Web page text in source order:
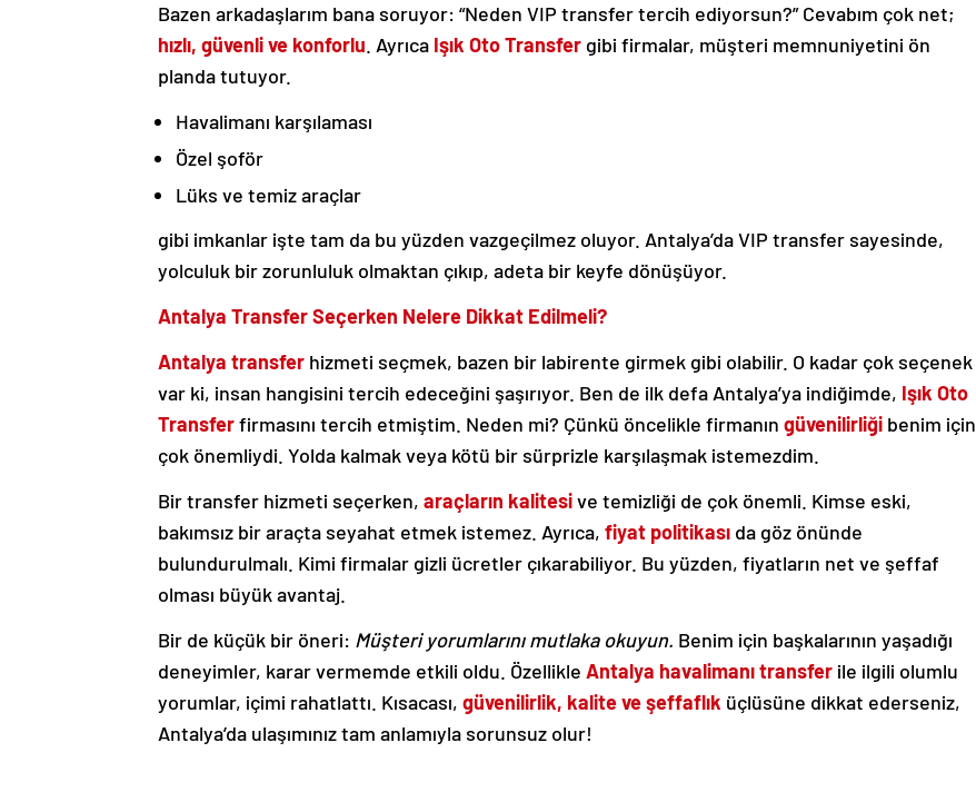
Bazen arkadaşlarım bana soruyor: “Neden VIP transfer tercih ediyorsun?” Cevabım çok net;
hızlı, güvenli ve konforlu. Ayrıca Işık Oto Transfer gibi firmalar, müşteri memnuniyetini ön
planda tutuyor.
Havalimanı karşılaması
Özel şoför
Lüks ve temiz araçlar
gibi imkanlar işte tam da bu yüzden vazgeçilmez oluyor. Antalya’da VIP transfer sayesinde,
yolculuk bir zorunluluk olmaktan çıkıp, adeta bir keyfe dönüşüyor.
Antalya Transfer Seçerken Nelere Dikkat Edilmeli?
Antalya transfer hizmeti seçmek, bazen bir labirente girmek gibi olabilir. O kadar çok seçenek
var ki, insan hangisini tercih edeceğini şaşırıyor. Ben de ilk defa Antalya’ya indiğimde, Işık Oto
Transferfirmasını tercih etmiştim. Neden mi? Çünkü öncelikle firmanın güvenilirliği benim için
çok önemliydi. Yolda kalmak veya kötü bir sürprizle karşılaşmak istemezdim.
Bir transfer hizmeti seçerken, araçların kalitesive temizliği de çok önemli. Kimse eski,
bakımsız bir araçta seyahat etmek istemez. Ayrıca, fiyat politikası da göz önünde
bulundurulmalı. Kimi firmalar gizli ücretler çıkarabiliyor. Bu yüzden, fiyatların net ve şeffaf
olması büyük avantaj.
Bir de küçük bir öneri: Müşteri yorumlarını mutlaka okuyun. Benim için başkalarının yaşadığı
deneyimler, karar vermemde etkili oldu. Özellikle Antalya havalimanı transfer ile ilgili olumlu
yorumlar, içimi rahatlattı. Kısacası, güvenilirlik, kalite ve şeffaflık üçlüsüne dikkat ederseniz,
Antalya’da ulaşımınız tam anlamıyla sorunsuz olur!